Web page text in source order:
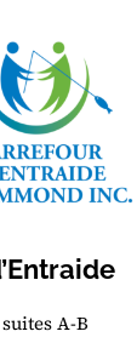
A-B